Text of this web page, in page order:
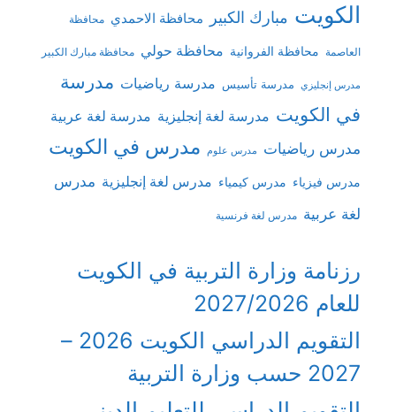
الكويت مبارك الكبير محافظة الاحمدي محافظة
العاصمة محافظة الفروانية محافظة حولي محافظة مبارك الكبير
مدرس إنجليزي مدرسة تأسيس مدرسة رياضيات مدرسة
في الكويت مدرسة لغة إنجليزية مدرسة لغة عربية
مدرس رياضيات مدرس علوم مدرس في الكويت
مدرس فيزياء مدرس كيمياء مدرس لغة إنجليزية مدرس
لغة عربية مدرس لغة فرنسية
رزنامة وزارة التربية في الكويت
للعام 2027/2026
التقويم الدراسي الكويت 2026 –
2027 حسب وزارة التربية